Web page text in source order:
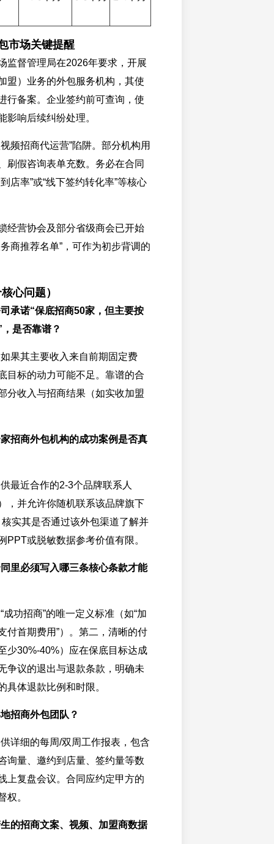
市场关键提醒
监督管理局在2026年要求，开展
盟）业务的外包服务机构，其使
行备案。企业签约前可查询，使
影响后续纠纷处理。
频招商代运营”陷阱。部分机构用
刷假咨询表单充数。务必在合同
店率”或“线下签约转化率”等核心
经营协会及部分省级商会已开始
商推荐名单”，可作为初步背调的
心问题）
承诺“保底招商50家，但主要按
是否靠谱？
果其主要收入来自前期固定费
目标的动力可能不足。靠谱的合
分收入与招商结果（如实收加盟
招商外包机构的成功案例是否真
最近合作的2-3个品牌联系人
，并允许你随机联系该品牌旗下
实其是否通过该外包渠道了解并
PPT或脱敏数据参考价值有限。
里必须写入哪三条核心条款才能
成功招商”的唯一定义标准（如“加
付首期费用”）。第二，清晰的付
少30%-40%）应在保底目标达成
争议的退出与退款条款，明确未
具体退款比例和时限。
招商外包团队？
详细的每周/双周工作报表，包含
询量、邀约到店量、签约量等数
上复盘会议。合同应约定甲方的
权。
的招商文案、视频、加盟商数据